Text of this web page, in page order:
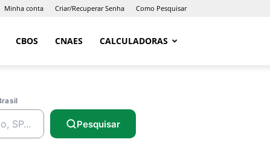
Minha conta Criar/Recuperar Senha Como Pesquisar
CBOS CNAES CALCULADORAS
Pesquisar